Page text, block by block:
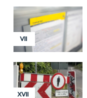
VII
XVIII
XVIII
XVII